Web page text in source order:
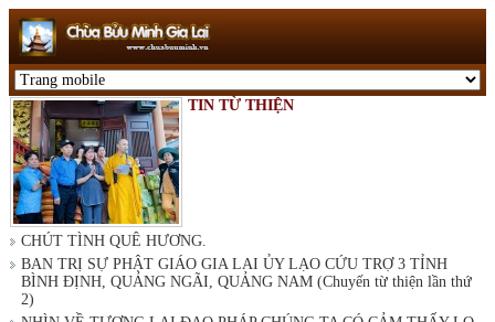
TIN TỪ THIỆN
CHÚT TÌNH QUÊ HƯƠNG.
BAN TRỊ SỰ PHẬT GIÁO GIA LAI ỦY LẠO CỨU TRỢ 3 TỈNH
BÌNH ĐỊNH, QUẢNG NGÃI, QUẢNG NAM (Chuyến từ thiện lần thứ
2)